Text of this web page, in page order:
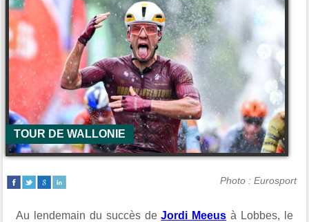
TOUR DE WALLONIE
Photo : Eurosport
Au lendemain du succès deJordi Meeus à Lobbes, le